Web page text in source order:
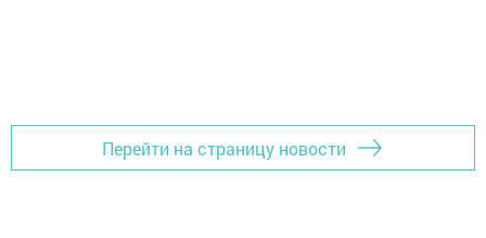
Перейти на страницу новости